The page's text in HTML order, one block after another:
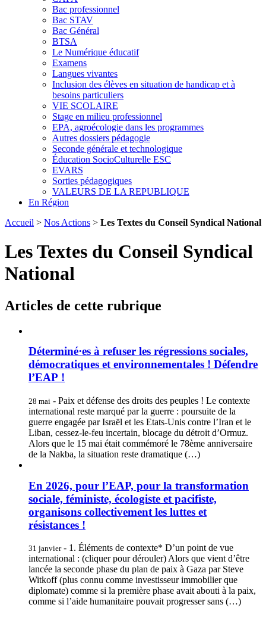
Bac professionnel
Bac STAV
Bac Général
BTSA
Le Numérique éducatif
Examens
Langues vivantes
Inclusion des élèves en situation de handicap et à
besoins particuliers
VIE SCOLAIRE
Stage en milieu professionnel
EPA, agroécologie dans les programmes
Autres dossiers pédagogie
Seconde générale et technologique
Éducation SocioCulturelle ESC
EVARS
Sorties pédagogiques
VALEURS DE LA REPUBLIQUE
En Région
Accueil > Nos Actions > Les Textes du Conseil Syndical National
Les Textes du Conseil Syndical
National
Articles de cette rubrique
Déterminé·es à refuser les régressions sociales,
démocratiques et environnementales ! Défendre
l’EAP !
28 mai - Paix et défense des droits des peuples ! Le contexte
international reste marqué par la guerre : poursuite de la
guerre engagée par Israël et les Etats-Unis contre l’Iran et le
Liban, cessez-le-feu incertain, blocage du détroit d’Ormuz.
Alors que le 15 mai était commémoré le 78ème anniversaire
de la Nakba, la situation reste dramatique (…)
En 2026, pour l’EAP, pour la transformation
sociale, féministe, écologiste et pacifiste,
organisons collectivement les luttes et
résistances !
31 janvier- 1. Éléments de contexte* D’un point de vue
international : (cliquer pour dérouler) Alors que vient d’être
lancée la seconde phase du plan de paix à Gaza par Steve
Witkoff (plus connu comme investisseur immobilier que
diplomate) comme si la première phase avait abouti à la paix,
comme si l’aide humanitaire pouvait progresser sans (…)